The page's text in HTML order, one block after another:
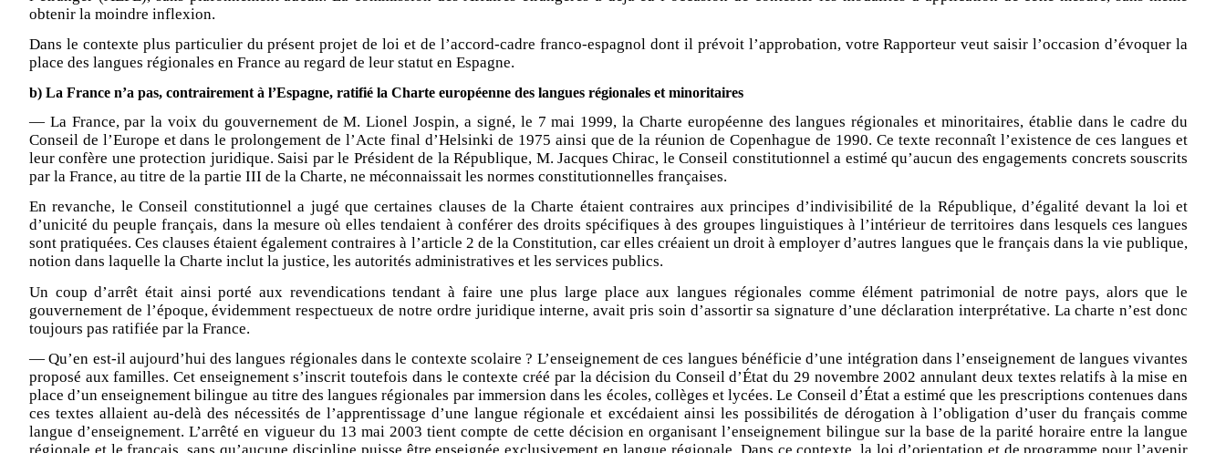
obtenir la moindre inflexion.
Dans le contexte plus particulier du présent projet de loi et de l’accord-cadre franco-espagnol dont il prévoit l’approbation, votre Rapporteur veut saisir l’occasion d’évoquer la
place des langues régionales en France au regard de leur statut en Espagne.
b) La France n’a pas, contrairement à l’Espagne, ratifié la Charte européenne des langues régionales et minoritaires
— La France, par la voix du gouvernement de M. Lionel Jospin, a signé, le 7 mai 1999, la Charte européenne des langues régionales et minoritaires, établie dans le cadre du
Conseil de l’Europe et dans le prolongement de l’Acte final d’Helsinki de 1975 ainsi que de la réunion de Copenhague de 1990. Ce texte reconnaît l’existence de ces langues et
leur confère une protection juridique. Saisi par le Président de la République, M. Jacques Chirac, le Conseil constitutionnel a estimé qu’aucun des engagements concrets souscrits
par la France, au titre de la partie III de la Charte, ne méconnaissait les normes constitutionnelles françaises.
En revanche, le Conseil constitutionnel a jugé que certaines clauses de la Charte étaient contraires aux principes d’indivisibilité de la République, d’égalité devant la loi et
d’unicité du peuple français, dans la mesure où elles tendaient à conférer des droits spécifiques à des groupes linguistiques à l’intérieur de territoires dans lesquels ces langues
sont pratiquées. Ces clauses étaient également contraires à l’article 2 de la Constitution, car elles créaient un droit à employer d’autres langues que le français dans la vie publique,
notion dans laquelle la Charte inclut la justice, les autorités administratives et les services publics.
Un coup d’arrêt était ainsi porté aux revendications tendant à faire une plus large place aux langues régionales comme élément patrimonial de notre pays, alors que le
gouvernement de l’époque, évidemment respectueux de notre ordre juridique interne, avait pris soin d’assortir sa signature d’une déclaration interprétative. La charte n’est donc
toujours pas ratifiée par la France.
—Qu’en est-il aujourd’hui des langues régionales dans le contexte scolaire ? L’enseignement de ces langues bénéficie d’une intégration dans l’enseignement de langues vivantes
proposé aux familles. Cet enseignement s’inscrit toutefois dans le contexte créé par la décision du Conseil d’État du 29 novembre 2002 annulant deux textes relatifs à la mise en
place d’un enseignement bilingue au titre des langues régionales par immersion dans les écoles, collèges et lycées. Le Conseil d’État a estimé que les prescriptions contenues dans
ces textes allaient au-delà des nécessités de l’apprentissage d’une langue régionale et excédaient ainsi les possibilités de dérogation à l’obligation d’user du français comme
langue d’enseignement. L’arrêté en vigueur du 13 mai 2003 tient compte de cette décision en organisant l’enseignement bilingue sur la base de la parité horaire entre la langue